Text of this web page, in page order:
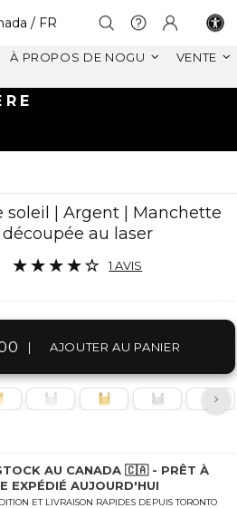
Your Region:
/ FR
À PROPOS DE NOGU
VENTE
soleil | Argent | Manchette
découpée au laser
1 AVIS
| AJOUTER AU PANIER
AU CANADA 🇨🇦 - PRÊT À
EXPÉDIÉ AUJOURD'HUI
ET LIVRAISON RAPIDES DEPUIS TORONTO